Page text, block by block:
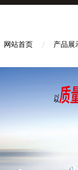
网站首页 产品展